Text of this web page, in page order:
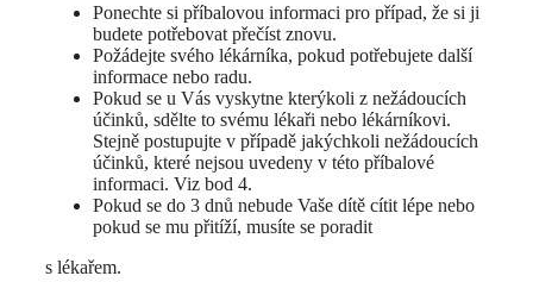
Ponechte si příbalovou informaci pro případ, že si ji
budete potřebovat přečíst znovu.
Požádejte svého lékárníka, pokud potřebujete další
informace nebo radu.
Pokud se u Vás vyskytne kterýkoli z nežádoucích
účinků, sdělte to svému lékaři nebo lékárníkovi.
Stejně postupujte v případě jakýchkoli nežádoucích
účinků, které nejsou uvedeny v této příbalové
informaci. Viz bod 4.
Pokud se do 3 dnů nebude Vaše dítě cítit lépe nebo
pokud se mu přitíží, musíte se poradit
s lékařem.